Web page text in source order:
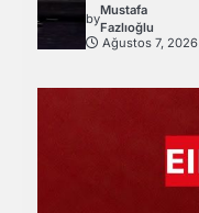
by
Mustafa
Fazlıoğlu
Ağustos 7, 2026